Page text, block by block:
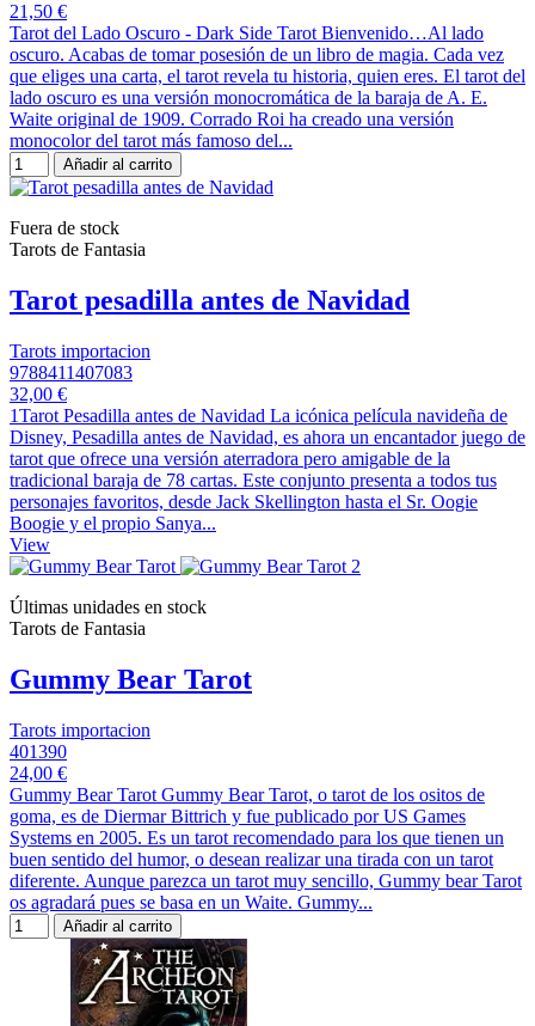
21,50 €
Tarot del Lado Oscuro - Dark Side Tarot Bienvenido…Al lado
oscuro. Acabas de tomar posesión de un libro de magia. Cada vez
que eliges una carta, el tarot revela tu historia, quien eres. El tarot del
lado oscuro es una versión monocromática de la baraja de A. E.
Waite original de 1909. Corrado Roi ha creado una versión
monocolor del tarot más famoso del...
Añadir al carrito
Fuera de stock
Tarots de Fantasia
Tarot pesadilla antes de Navidad
Tarots importacion
9788411407083
32,00 €
1Tarot Pesadilla antes de Navidad La icónica película navideña de
Disney, Pesadilla antes de Navidad, es ahora un encantador juego de
tarot que ofrece una versión aterradora pero amigable de la
tradicional baraja de 78 cartas. Este conjunto presenta a todos tus
personajes favoritos, desde Jack Skellington hasta el Sr. Oogie
Boogie y el propio Sanya...
View
Últimas unidades en stock
Tarots de Fantasia
Gummy Bear Tarot
Tarots importacion
401390
24,00 €
Gummy Bear Tarot Gummy Bear Tarot, o tarot de los ositos de
goma, es de Diermar Bittrich y fue publicado por US Games
Systems en 2005. Es un tarot recomendado para los que tienen un
buen sentido del humor, o desean realizar una tirada con un tarot
diferente. Aunque parezca un tarot muy sencillo, Gummy bear Tarot
os agradará pues se basa en un Waite. Gummy...
Añadir al carrito